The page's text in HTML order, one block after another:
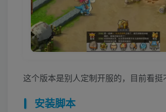
这个版本是别人定制开服的，目前看
安装脚本